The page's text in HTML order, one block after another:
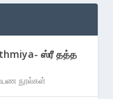
ஸ்ரீ தத்த
நூல்கள்